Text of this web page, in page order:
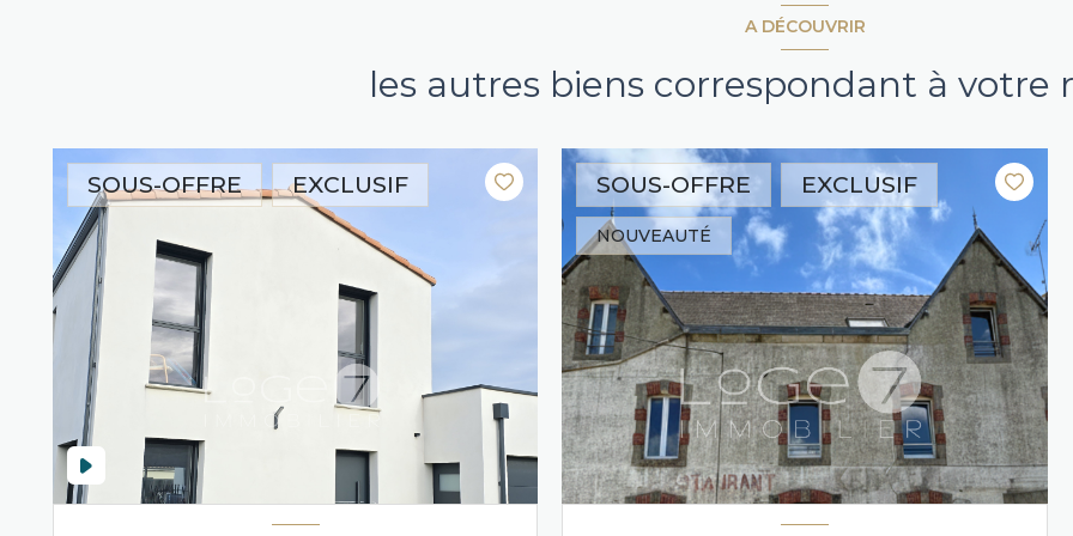
A DÉCOUVRIR
les autres biens correspondant à votre
SOUS-OFFRE EXCLUSIF SOUS-OFFRE EXCLUSIF
NOUVEAUTÉ